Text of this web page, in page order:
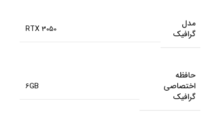
مدل
گرافیک
RTX 3050
حافظه
اختصاصی
گرافیک
6GB